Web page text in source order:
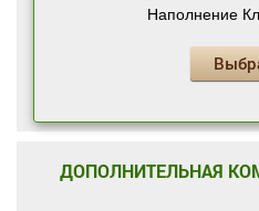
Наполнение
ДОПОЛНИТЕЛЬНАЯ